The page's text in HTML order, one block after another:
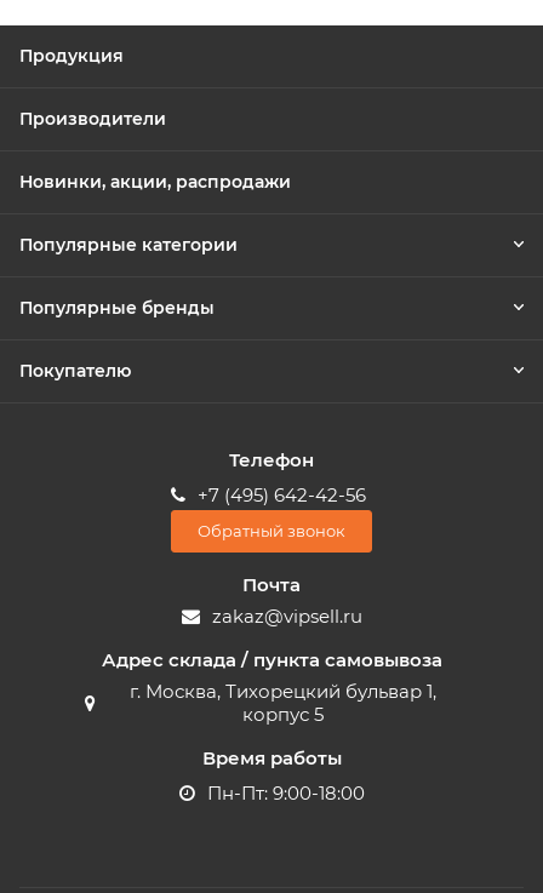
Продукция
Производители
Новинки, акции, распродажи
Популярные категории
Популярные бренды
Покупателю
Телефон
+7 (495) 642-42-56
Обратный звонок
Почта
zakaz@vipsell.ru
Адрес склада / пункта самовывоза
г. Москва, Тихорецкий бульвар 1,
корпус 5
Время работы
Пн-Пт: 9:00-18:00